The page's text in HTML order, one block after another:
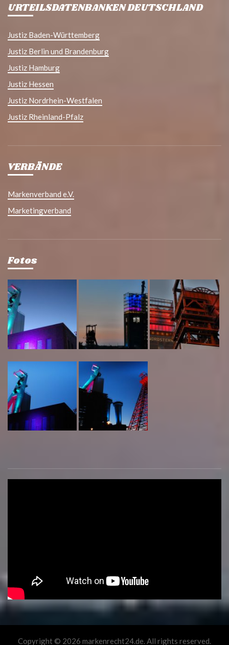
URTEILSDATENBANKEN DEUTSCHLAND
Justiz Baden-Württemberg
Justiz Berlin und Brandenburg
Justiz Hamburg
Justiz Hessen
Justiz Nordrhein-Westfalen
Justiz Rheinland-Pfalz
VERBÄNDE
Markenverband e.V.
Marketingverband
Fotos
Copyright © 2026 markenrecht24.de. All rights reserved.